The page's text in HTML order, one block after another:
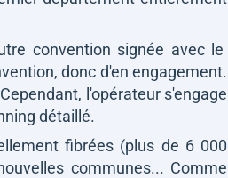
convention signée avec le
donc d'en engagement.
l'opérateur s'engage
détaillé.
fibrées (plus de 6 000
communes... Comme